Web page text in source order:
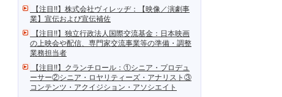
【注目!!】株式会社ヴィレッヂ：【映像／演劇事
業】宣伝および宣伝補佐
【注目!!】独立行政法人国際交流基金：日本映画
の上映会や配信、専門家交流事業等の準備・調整
業務担当者
【注目!!】クランチロール：①シニア・プロデュ
ーサー②シニア・ロヤリティーズ・アナリスト③
コンテンツ・アクイジション・アソシエイト